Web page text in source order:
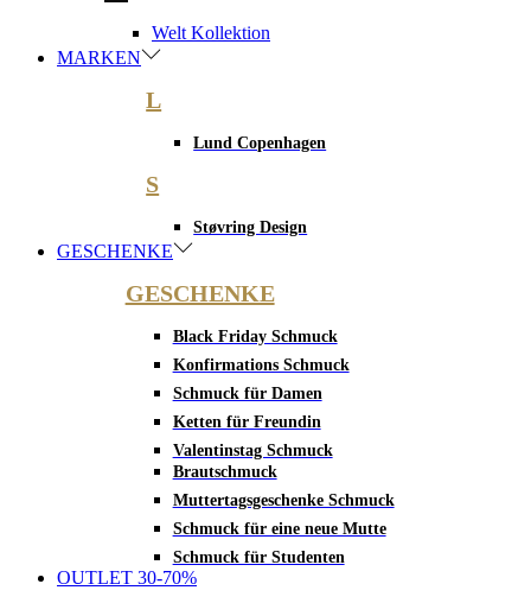
Welt Kollektion
MARKEN
L
Lund Copenhagen
S
Støvring Design
GESCHENKE
GESCHENKE
Black Friday Schmuck
Konfirmations Schmuck
Schmuck für Damen
Ketten für Freundin
Valentinstag Schmuck
Brautschmuck
Muttertagsgeschenke Schmuck
Schmuck für eine neue Mutte
Schmuck für Studenten
OUTLET 30-70%